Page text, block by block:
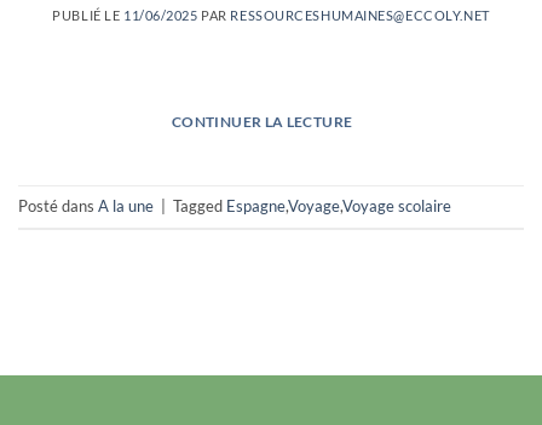
PUBLIÉ LE 11/06/2025 PAR RESSOURCESHUMAINES@ECCOLY.NET
CONTINUER LA LECTURE
Posté dans A la une Tagged Espagne,Voyage,Voyage scolaire